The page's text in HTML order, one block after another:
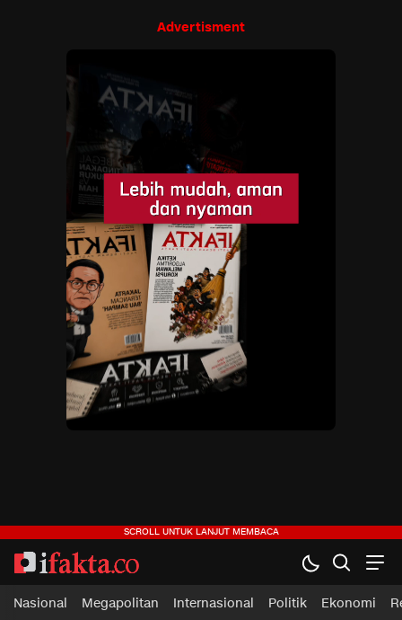
Advertisment
ifakta.co
#pastibenar
Nasional Megapolitan Internasional Politik Ekonomi